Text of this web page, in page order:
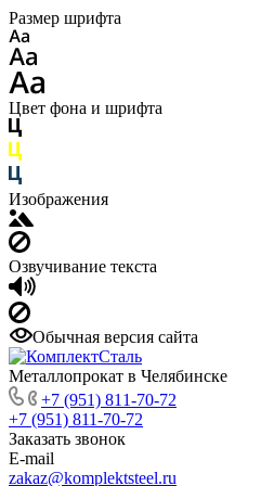
Размер шрифта
Цвет фона и шрифта
Изображения
Озвучивание текста
Обычная версия сайта
Металлопрокат в Челябинске
+7 (951) 811-70-72
+7 (951) 811-70-72
Заказать звонок
E-mail
zakaz@komplektsteel.ru